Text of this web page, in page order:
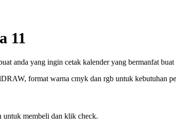
11
anda yang ingin cetak kalender yang bermanfat buat
format warna cmyk dan rgb untuk kebutuhan
untuk membeli dan klik check.